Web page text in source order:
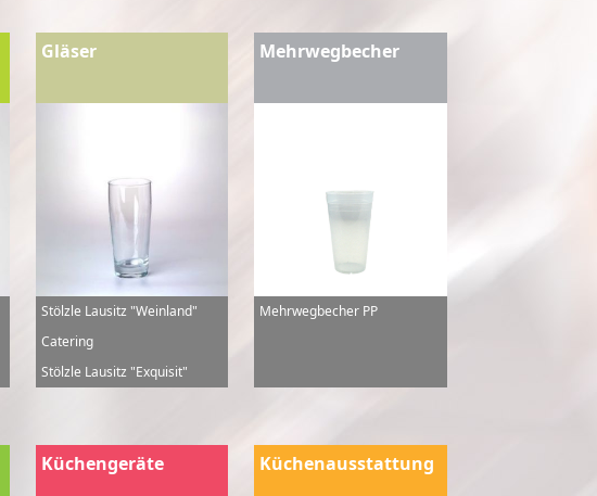
Gläser
Stölzle Lausitz "Weinland"
Catering
Stölzle Lausitz "Exquisit"
Mehrwegbecher
Mehrwegbecher PP
Küchengeräte Küchenausstattung